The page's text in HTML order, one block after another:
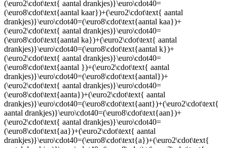
(\euro2\cdot\text{ aantal drankjes)}\euro\cdot40=
(\euro8\cdot\text{aantal kaar})+(\euro2\cdot\text{ aantal
drankjes)}\euro\cdot40=(\euro8\cdot\text{aantal kaa})+
(\euro2\cdot\text{ aantal drankjes)}\euro\cdot40=
(\euro8\cdot\text{aantal ka})+(\euro2\cdot\text{ aantal
drankjes)}\euro\cdot40=(\euro8\cdot\text{aantal k})+
(\euro2\cdot\text{ aantal drankjes)}\euro\cdot40=
(\euro8\cdot\text{aantal })+(\euro2\cdot\text{ aantal
drankjes)}\euro\cdot40=(\euro8\cdot\text{aantal})+
(\euro2\cdot\text{ aantal drankjes)}\euro\cdot40=
(\euro8\cdot\text{aanta})+(\euro2\cdot\text{ aantal
drankjes)}\euro\cdot40=(\euro8\cdot\text{aant})+(\euro2\cdot\text{
aantal drankjes)}\euro\cdot40=(\euro8\cdot\text{aan})+
(\euro2\cdot\text{ aantal drankjes)}\euro\cdot40=
(\euro8\cdot\text{aa})+(\euro2\cdot\text{ aantal
drankjes)}\euro\cdot40=(\euro8\cdot\text{a})+(\euro2\cdot\text{